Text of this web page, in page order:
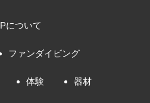
について
ファンダイビング
体験 器材